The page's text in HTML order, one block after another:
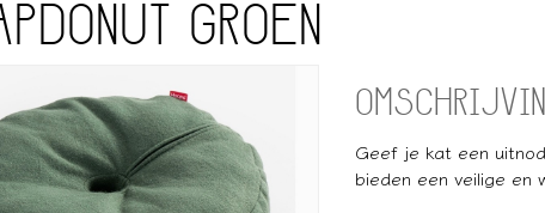
GROEN
Geef je kat een
bieden een veilige en